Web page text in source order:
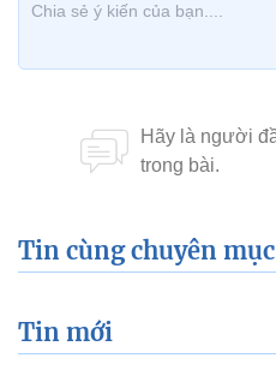
Tin cùng chuyên mục
Tin mới